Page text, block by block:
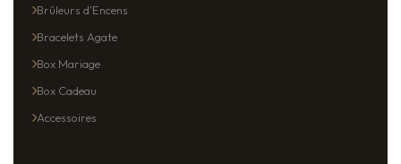
Brûleurs d'Encens
Bracelets Agate
Box Mariage
Box Cadeau
Accessoires